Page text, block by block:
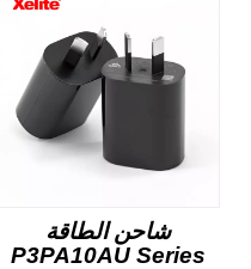
شاحن الطاقة
P3PA10AU Series